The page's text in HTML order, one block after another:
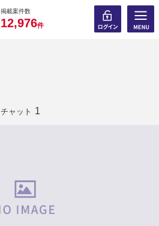
掲載案件数
0
1
0
2,
0
9
0
76件
チャット 1